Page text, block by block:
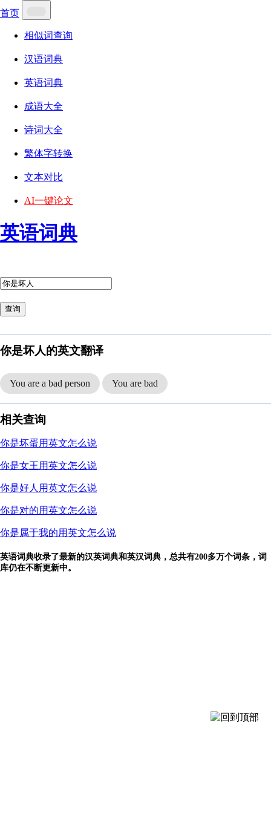
首页
相似词查询
汉语词典
英语词典
成语大全
诗词大全
繁体字转换
文本对比
AI一键论文
英语词典
查询
你是坏人的英文翻译
You are a bad person You are bad
相关查询
你是坏蛋用英文怎么说
你是女王用英文怎么说
你是好人用英文怎么说
你是对的用英文怎么说
你是属于我的用英文怎么说
英语词典收录了最新的汉英词典和英汉词典，总共有200多万个词条，词
库仍在不断更新中。